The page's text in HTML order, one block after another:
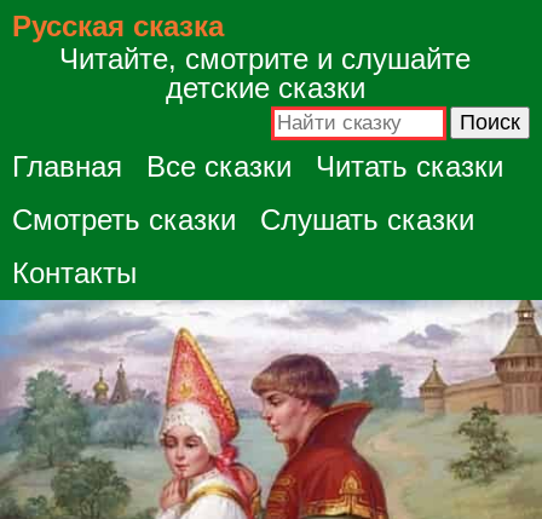
Русская сказка
Читайте, смотрите и слушайте
детские сказки
Главная Все сказки
Читать сказки
Смотреть сказки
Слушать сказки
Контакты